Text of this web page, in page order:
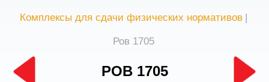
Комплексы для сдачи физических нормативов |
Ров 1705
РОВ 1705